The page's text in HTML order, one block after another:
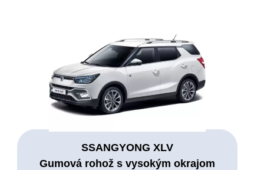
SSANGYONG XLV
Gumová rohož s vysokým okrajom